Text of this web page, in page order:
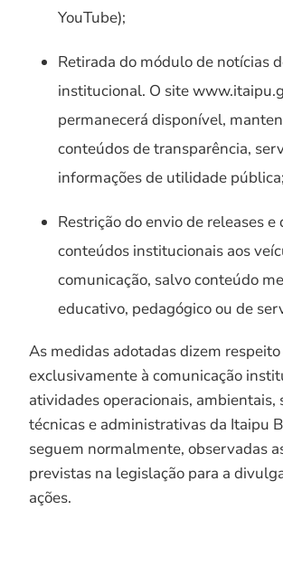
YouTube);
Retirada do módulo de notícias
institucional. O site
permanecerá disponível,
conteúdos de transparência,
informações de utilidade pública;
Restrição do envio de releases e
conteúdos institucionais aos
comunicação, salvo conteúdo
educativo, pedagógico ou de
As medidas adotadas dizem respeito
exclusivamente à comunicação
atividades operacionais, ambientais,
técnicas e administrativas da Itaipu
seguem normalmente, observadas
previstas na legislação para a
ações.